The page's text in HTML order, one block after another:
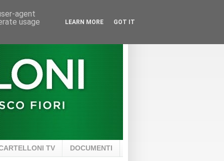
TV DOCUMENTI
agent
usage
LEARN MORE GOT IT